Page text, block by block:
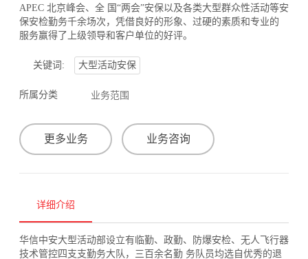
APEC 北京峰会、全 国“两会”安保以及各类大型群众性活动等安
保安检勤务千余场次，凭借良好的形象、过硬的素质和专业的
服务赢得了上级领导和客户单位的好评。
关键词: 大型活动安保
所属分类 业务范围
更多业务 业务咨询
详细介绍
华信中安大型活动部设立有临勤、政勤、防爆安检、无人飞行器
技术管控四支支勤务大队，三百余名勤 务队员均选自优秀的退